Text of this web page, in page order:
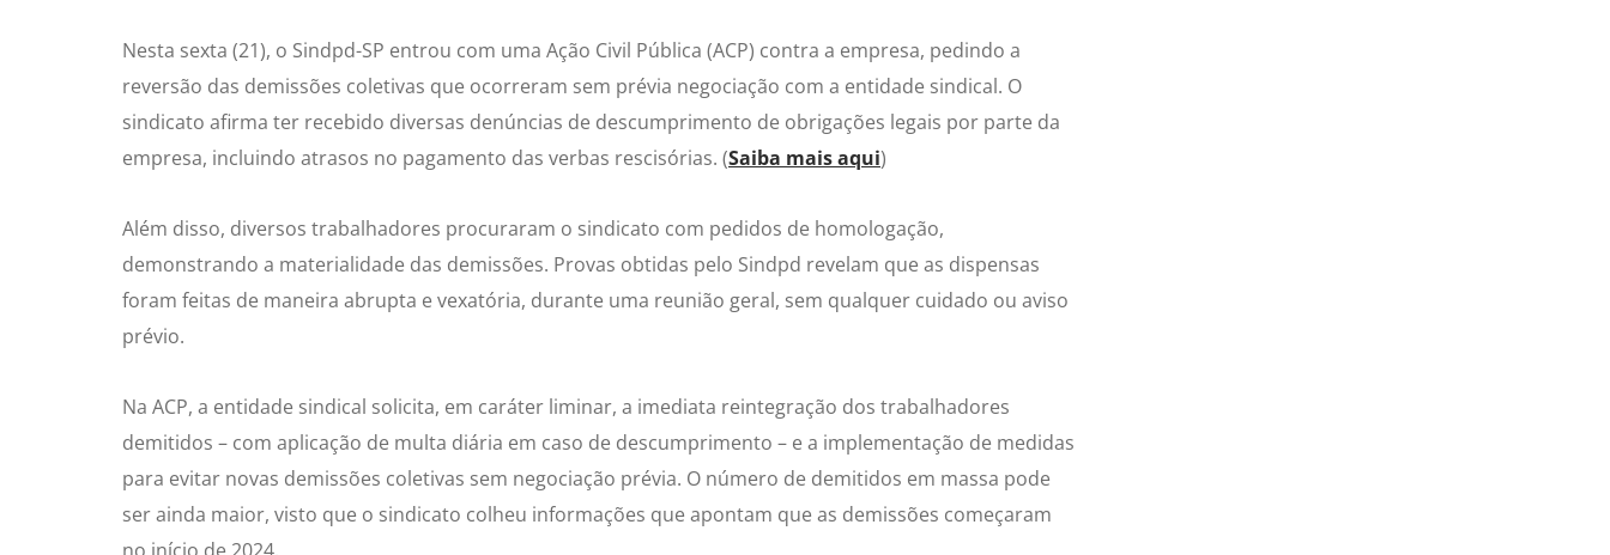
Nesta sexta (21), o Sindpd-SP entrou com uma Ação Civil Pública (ACP) contra a empresa, pedindo a
reversão das demissões coletivas que ocorreram sem prévia negociação com a entidade sindical. O
sindicato afirma ter recebido diversas denúncias de descumprimento de obrigações legais por parte da
empresa, incluindo atrasos no pagamento das verbas rescisórias. (Saiba mais aqui)
Além disso, diversos trabalhadores procuraram o sindicato com pedidos de homologação,
demonstrando a materialidade das demissões. Provas obtidas pelo Sindpd revelam que as dispensas
foram feitas de maneira abrupta e vexatória, durante uma reunião geral, sem qualquer cuidado ou aviso
prévio.
Na ACP, a entidade sindical solicita, em caráter liminar, a imediata reintegração dos trabalhadores
demitidos – com aplicação de multa diária em caso de descumprimento – e a implementação de medidas
para evitar novas demissões coletivas sem negociação prévia. O número de demitidos em massa pode
ser ainda maior, visto que o sindicato colheu informações que apontam que as demissões começaram